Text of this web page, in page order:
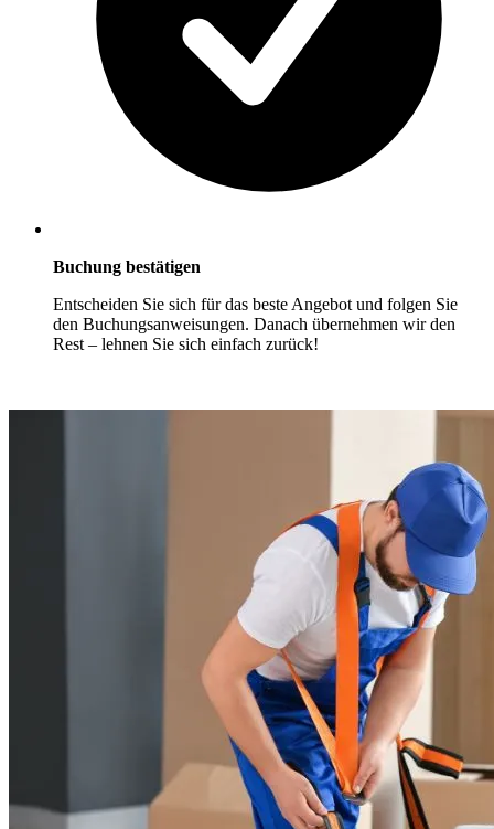
Buchung bestätigen
Entscheiden Sie sich für das beste Angebot und folgen Sie
den Buchungsanweisungen. Danach übernehmen wir den
Rest – lehnen Sie sich einfach zurück!